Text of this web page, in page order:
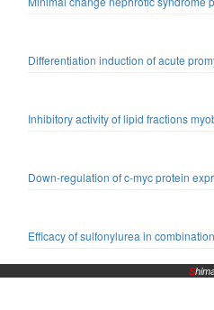
Differentiation induction of acute
Inhibitory activity of lipid fractions
Down-regulation of c-myc protein
Efficacy of sulfonylurea in
S